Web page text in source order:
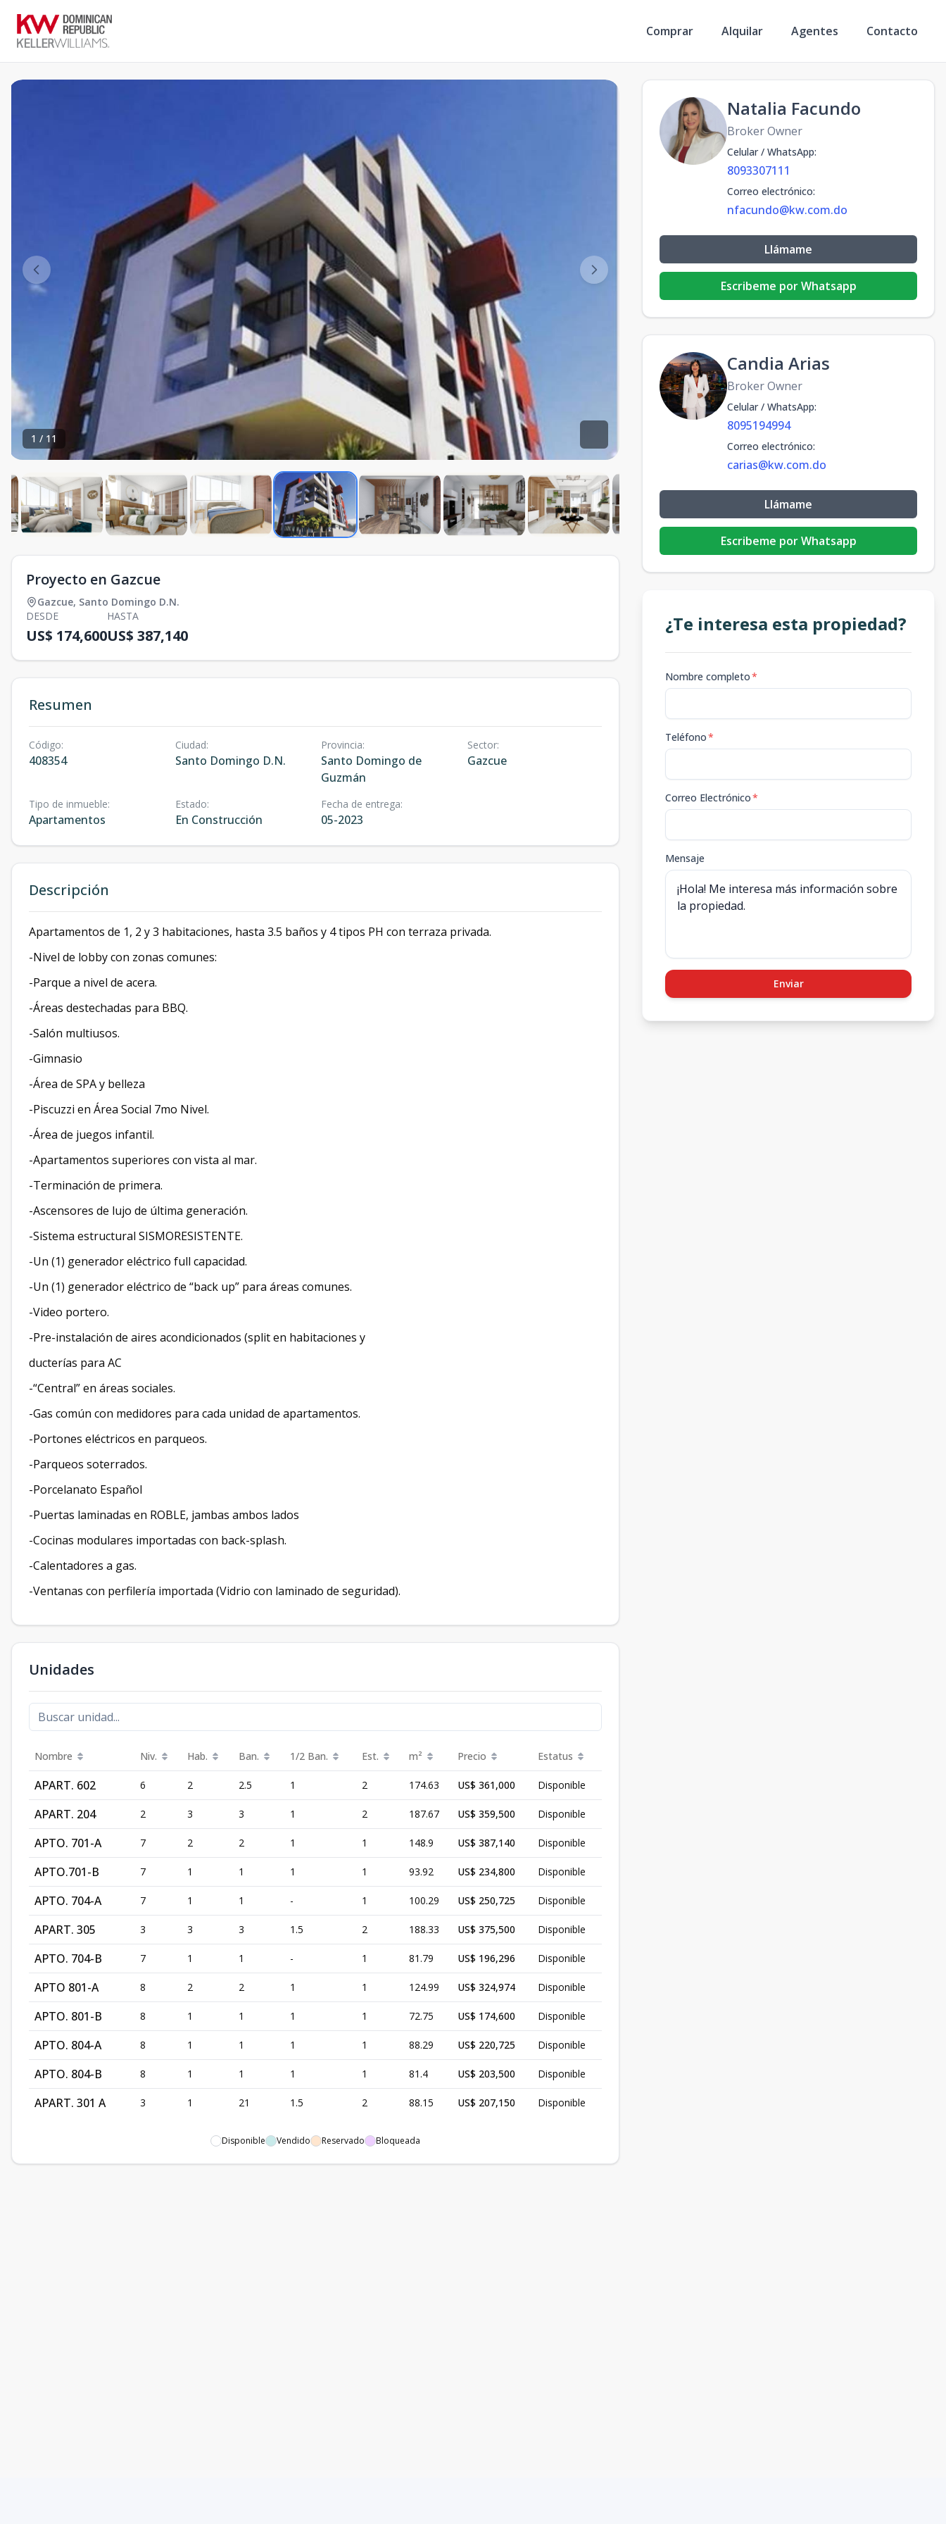
Comprar Alquilar Agentes Contacto
1 / 11
Proyecto en Gazcue
Gazcue, Santo Domingo D.N.
DESDE
US$ 174,600
HASTA
US$ 387,140
Resumen
Código:
408354
Ciudad:
Santo Domingo D.N.
Provincia:
Santo Domingo de
Guzmán
Sector:
Gazcue
Tipo de inmueble:
Apartamentos
Estado:
En Construcción
Fecha de entrega:
05-2023
Descripción
Apartamentos de 1, 2 y 3 habitaciones, hasta 3.5 baños y 4 tipos PH con terraza privada.
-Nivel de lobby con zonas comunes:
-Parque a nivel de acera.
-Áreas destechadas para BBQ.
-Salón multiusos.
-Gimnasio
-Área de SPA y belleza
-Piscuzzi en Área Social 7mo Nivel.
-Área de juegos infantil.
-Apartamentos superiores con vista al mar.
-Terminación de primera.
-Ascensores de lujo de última generación.
-Sistema estructural SISMORESISTENTE.
-Un (1) generador eléctrico full capacidad.
-Un (1) generador eléctrico de “back up” para áreas comunes.
-Video portero.
-Pre-instalación de aires acondicionados (split en habitaciones y
ducterías para AC
-“Central” en áreas sociales.
-Gas común con medidores para cada unidad de apartamentos.
-Portones eléctricos en parqueos.
-Parqueos soterrados.
-Porcelanato Español
-Puertas laminadas en ROBLE, jambas ambos lados
-Cocinas modulares importadas con back-splash.
-Calentadores a gas.
-Ventanas con perfilería importada (Vidrio con laminado de seguridad).
Unidades
Nombre Niv. Hab. Ban. 1/2 Ban. Est. m² Precio Estatus
APART. 602 6 2 2.5 1 2 174.63 US$ 361,000 Disponible
APART. 204 2 3 3 1 2 187.67 US$ 359,500 Disponible
APTO. 701-A 7 2 2 1 1 148.9 US$ 387,140 Disponible
APTO.701-B 7 1 1 1 1 93.92 US$ 234,800 Disponible
APTO. 704-A 7 1 1 - 1 100.29 US$ 250,725 Disponible
APART. 305 3 3 3 1.5 2 188.33 US$ 375,500 Disponible
APTO. 704-B 7 1 1 - 1 81.79 US$ 196,296 Disponible
APTO 801-A 8 2 2 1 1 124.99 US$ 324,974 Disponible
APTO. 801-B 8 1 1 1 1 72.75 US$ 174,600 Disponible
APTO. 804-A 8 1 1 1 1 88.29 US$ 220,725 Disponible
APTO. 804-B 8 1 1 1 1 81.4 US$ 203,500 Disponible
APART. 301 A 3 1 21 1.5 2 88.15 US$ 207,150 Disponible
Disponible Vendido Reservado Bloqueada
Natalia Facundo
Broker Owner
Celular / WhatsApp:
8093307111
Correo electrónico:
nfacundo@kw.com.do
Llámame
Escribeme por Whatsapp
Candia Arias
Broker Owner
Celular / WhatsApp:
8095194994
Correo electrónico:
carias@kw.com.do
Llámame
Escribeme por Whatsapp
¿Te interesa esta propiedad?
Nombre completo*
Teléfono*
Correo Electrónico*
Mensaje
Enviar